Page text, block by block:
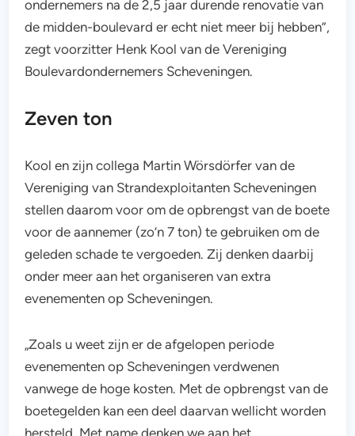
ondernemers na de 2,5 jaar durende renovatie van
de midden-boulevard er echt niet meer bij hebben”,
zegt voorzitter Henk Kool van de Vereniging
Boulevardondernemers Scheveningen.
Zeven ton
Kool en zijn collega Martin Wörsdörfer van de
Vereniging van Strandexploitanten Scheveningen
stellen daarom voor om de opbrengst van de boete
voor de aannemer (zo’n 7 ton) te gebruiken om de
geleden schade te vergoeden. Zij denken daarbij
onder meer aan het organiseren van extra
evenementen op Scheveningen.
„Zoals u weet zijn er de afgelopen periode
evenementen op Scheveningen verdwenen
vanwege de hoge kosten. Met de opbrengst van de
boetegelden kan een deel daarvan wellicht worden
hersteld. Met name denken we aan het